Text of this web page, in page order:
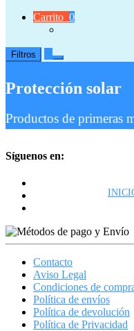
Carrito 0
Filtros
Protección solar
Productos de primeras
Síguenos en:
Contacto
Aviso Legal
Condiciones de
Política de envíos
Política de devolución
Política de Privacidad